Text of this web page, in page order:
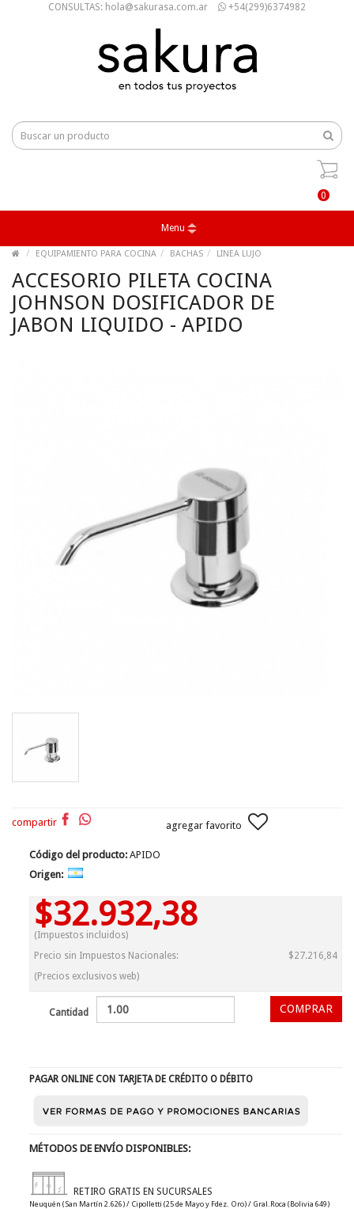
CONSULTAS: hola@sakurasa.com.ar +54(299)6374982
0
Menu
EQUIPAMIENTO PARA COCINA BACHAS LINEA LUJO
ACCESORIO PILETA COCINA
JOHNSON DOSIFICADOR DE
JABON LIQUIDO - APIDO
compartir agregar favorito
Código del producto: APIDO
Origen:
$32.932,38
(Impuestos incluidos)
Precio sin Impuestos Nacionales:
$27.216,84
(Precios exclusivos web)
Cantidad
PAGAR ONLINE CON TARJETA DE CRÉDITO O DÉBITO
MÉTODOS DE ENVÍO DISPONIBLES:
RETIRO GRATIS EN SUCURSALES
Neuquén (San Martín 2.626) / Cipolletti (25 de Mayo y Fdez. Oro) / Gral.Roca (Bolivia 649)